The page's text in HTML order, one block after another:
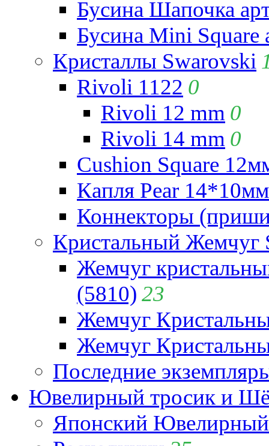
Бусина Шапочка
Бусина Mini Square
Кристаллы Swarovski
Rivoli 1122 0
Rivoli 12 mm 0
Rivoli 14 mm 0
Cushion Square
Капля Pear
Коннекторы
Кристальный Жемчуг
Жемчуг
(5810) 23
Жемчуг
Жемчуг
Последние
Ювелирный тросик и
Японский